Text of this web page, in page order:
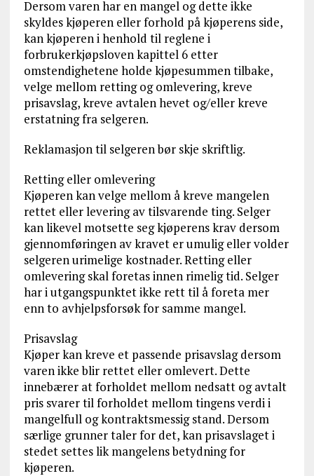
Dersom varen har en mangel og dette ikke
skyldes kjøperen eller forhold på kjøperens side,
kan kjøperen i henhold til reglene i
forbrukerkjøpsloven kapittel 6 etter
omstendighetene holde kjøpesummen tilbake,
velge mellom retting og omlevering, kreve
prisavslag, kreve avtalen hevet og/eller kreve
erstatning fra selgeren.
Reklamasjon til selgeren bør skje skriftlig.
Retting eller omlevering
Kjøperen kan velge mellom å kreve mangelen
rettet eller levering av tilsvarende ting. Selger
kan likevel motsette seg kjøperens krav dersom
gjennomføringen av kravet er umulig eller volder
selgeren urimelige kostnader. Retting eller
omlevering skal foretas innen rimelig tid. Selger
har i utgangspunktet ikke rett til å foreta mer
enn to avhjelpsforsøk for samme mangel.
Prisavslag
Kjøper kan kreve et passende prisavslag dersom
varen ikke blir rettet eller omlevert. Dette
innebærer at forholdet mellom nedsatt og avtalt
pris svarer til forholdet mellom tingens verdi i
mangelfull og kontraktsmessig stand. Dersom
særlige grunner taler for det, kan prisavslaget i
stedet settes lik mangelens betydning for
kjøperen.